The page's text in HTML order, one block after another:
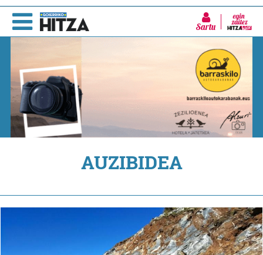
Sartu
AUZIBIDEA